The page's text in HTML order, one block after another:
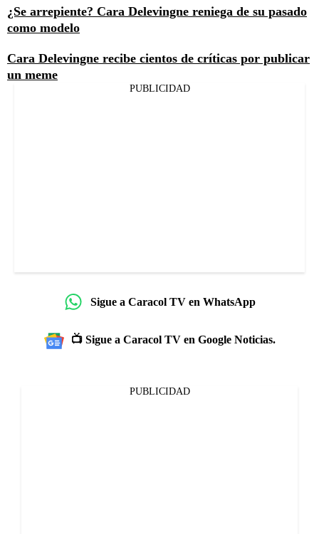
¿Se arrepiente? Cara Delevingne reniega de su pasado
como modelo
Cara Delevingne recibe cientos de críticas por publicar
un meme
PUBLICIDAD
Sigue a Caracol TV en WhatsApp
📺 Sigue a Caracol TV en Google Noticias.
PUBLICIDAD